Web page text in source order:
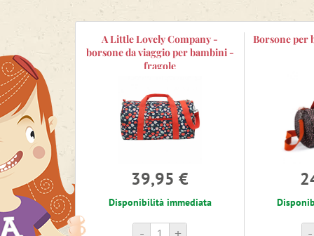
A Little Lovely Company -
borsone da viaggio per bambini -
fragole
39,95 €
Disponibilità immediata
Borsone per